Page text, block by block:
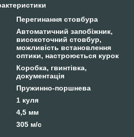
Перегинання стовбура
Автоматичний запобіжник,
високоточний стовбур,
можливість встановлення
оптики, настроюється курок
Коробка, гвинтівка,
документація
Пружинно-поршнева
1 куля
4,5 мм
305 м/с